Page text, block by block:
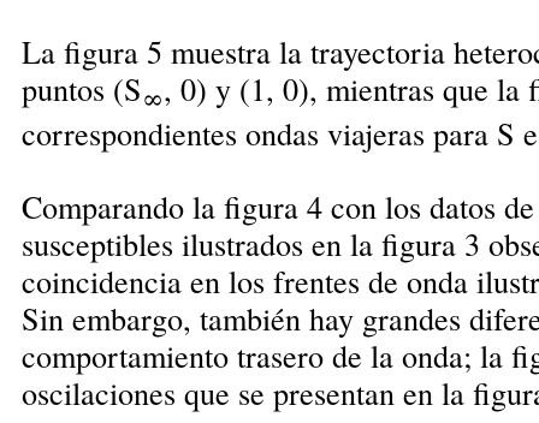
La figura 5 muestra la trayectoria
puntos (S∞, 0) y (1, 0), mientras que la
correspondientes ondas viajeras para
Comparando la figura 4 con los datos
susceptibles ilustrados en la figura 3
coincidencia en los frentes de onda
Sin embargo, también hay grandes
comportamiento trasero de la onda; la
oscilaciones que se presentan en la